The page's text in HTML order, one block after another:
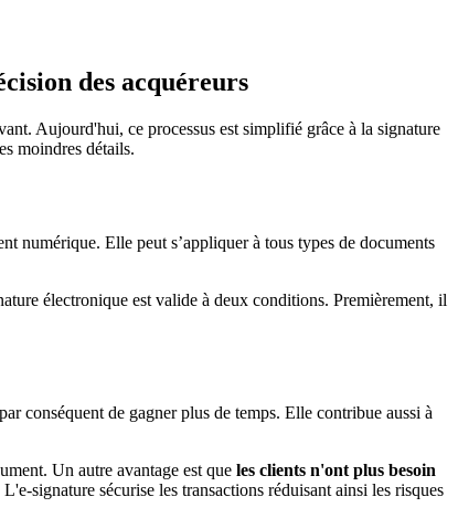
des acquéreurs
Aujourd'hui, ce processus est simplifié grâce à la signature
moindres détails.
numérique. Elle peut s’appliquer à tous types de documents
électronique est valide à deux conditions. Premièrement, il
conséquent de gagner plus de temps. Elle contribue aussi à
Un autre avantage est que les clients n'ont plus besoin
signature sécurise les transactions réduisant ainsi les risques